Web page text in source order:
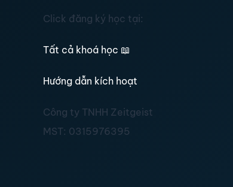
Click đăng ký học tại:
Tất cả khoá học 📖
Hướng dẫn kích hoạt
Công ty TNHH Zeitgeist
MST: 0315976395